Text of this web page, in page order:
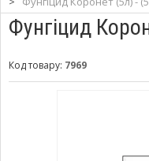
Фунгіцид
Код товару: 7969